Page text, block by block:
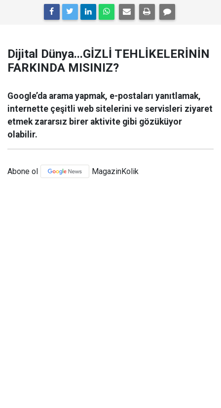
Dijital Dünya...GİZLİ TEHLİKELERİNİN
FARKINDA MISINIZ?
Google’da arama yapmak, e-postaları yanıtlamak,
internette çeşitli web sitelerini ve servisleri ziyaret
etmek zararsız birer aktivite gibi gözüküyor
olabilir.
Abone ol MagazinKolik